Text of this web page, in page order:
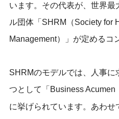
います。その代表が、世界
ル団体「SHRM（Society for
Management）」が定めるコ
SHRMのモデルでは、人事に
つとして「Business Acumen
に挙げられています。あわせ